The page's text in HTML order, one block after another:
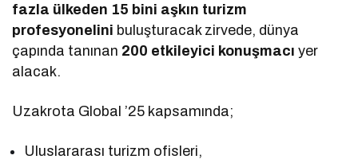
fazla ülkeden 15 bini aşkın turizm
profesyonelini buluşturacak zirvede, dünya
çapında tanınan 200 etkileyici konuşmacı yer
alacak.
Uzakrota Global ’25 kapsamında;
Uluslararası turizm ofisleri,